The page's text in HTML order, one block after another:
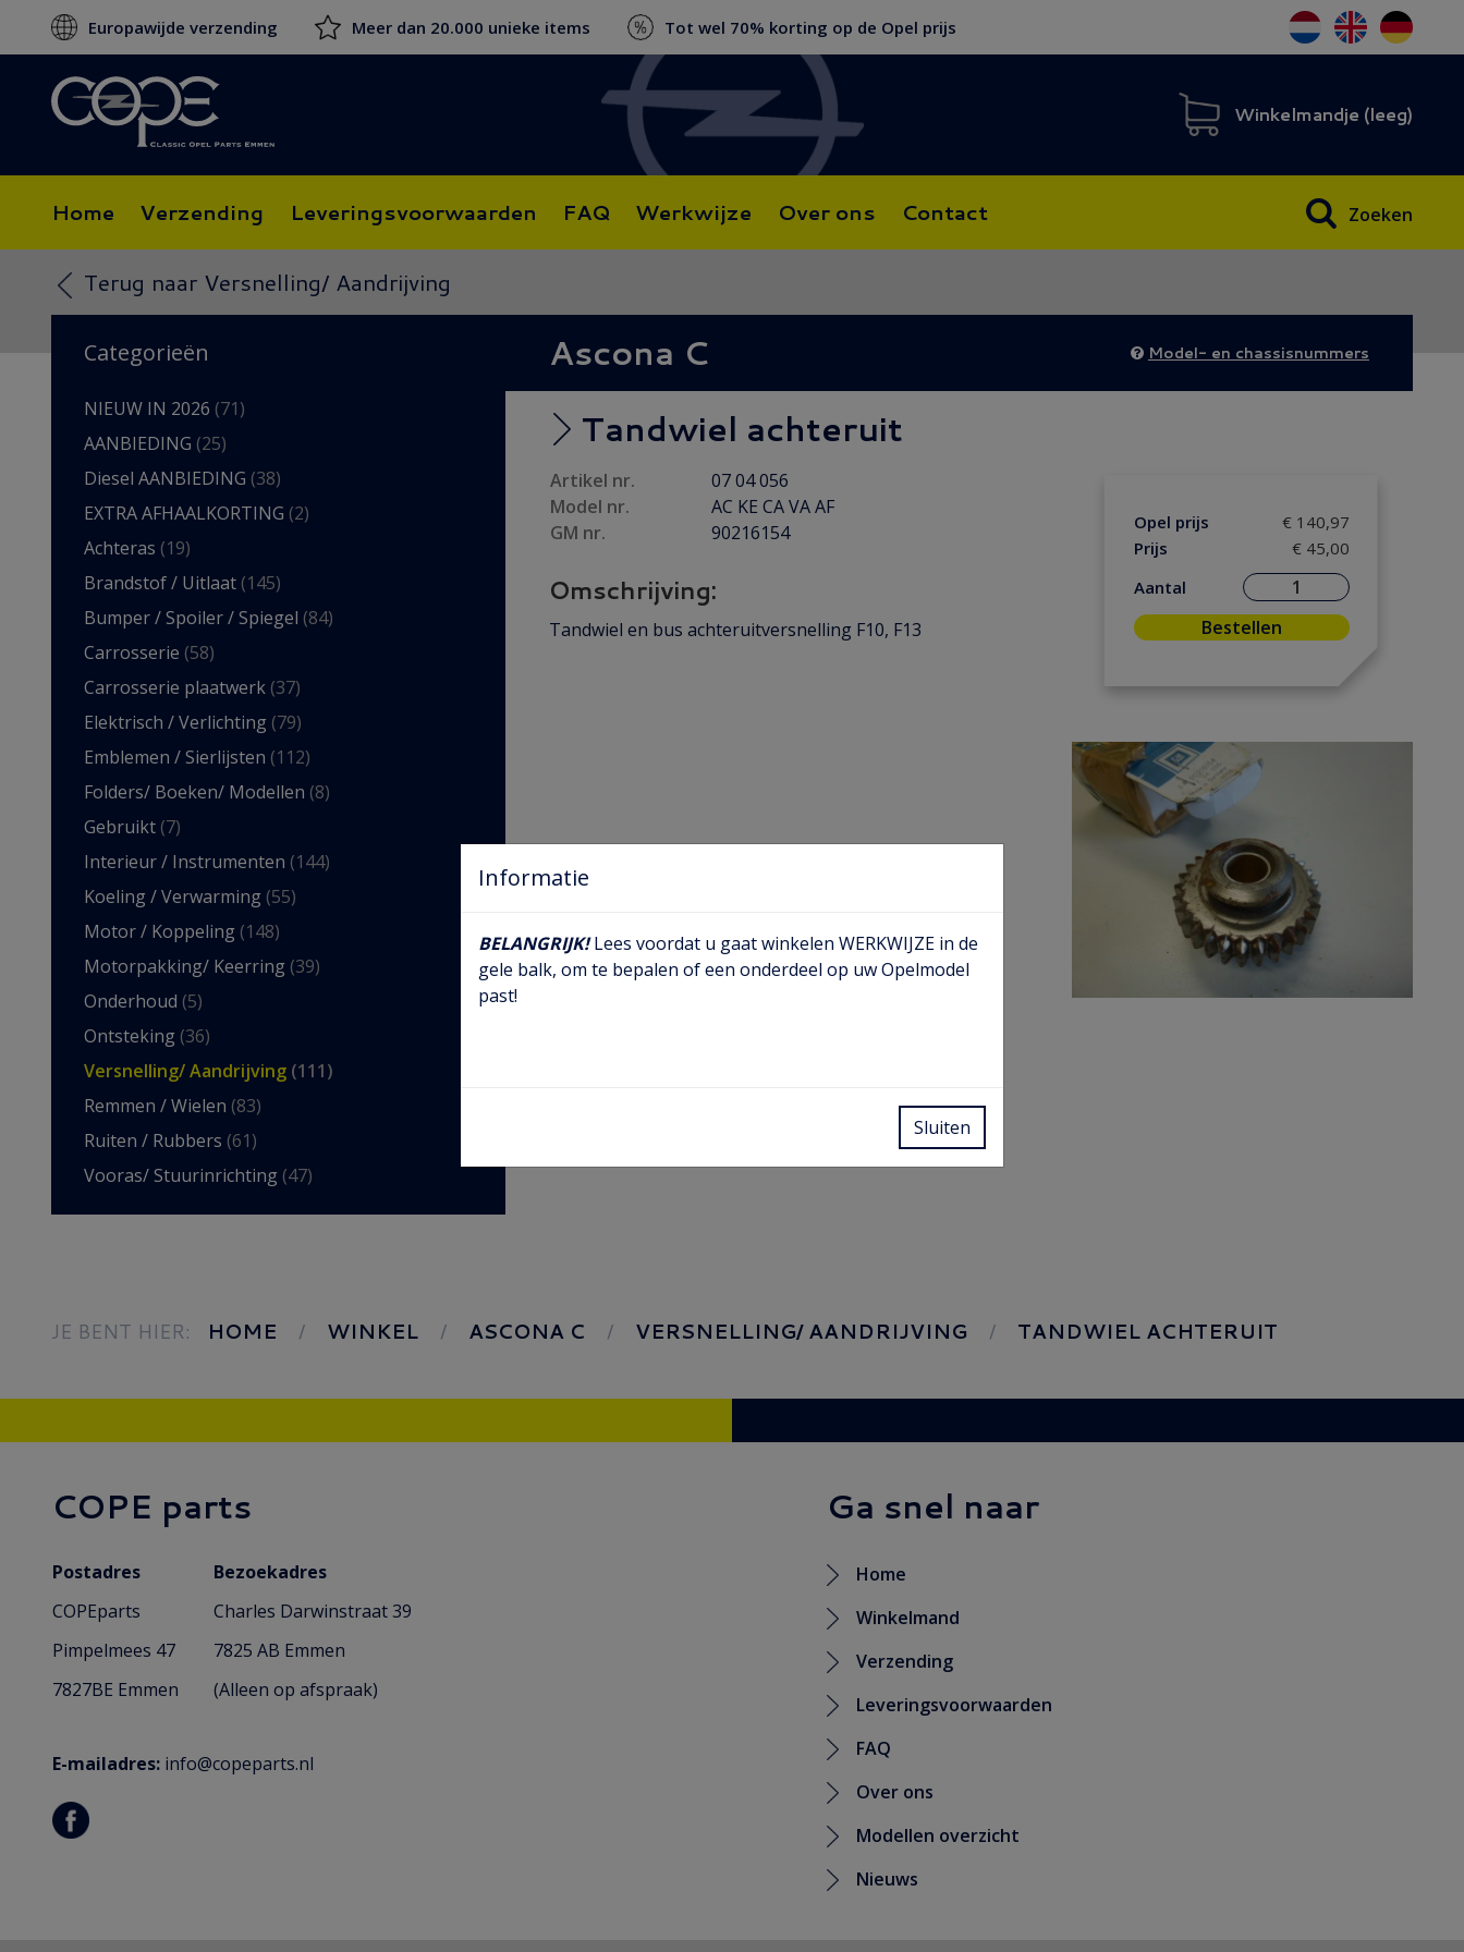
Europawijde verzending Meer dan 20.000 unieke items Tot wel 70% korting op de Opel prijs
Winkelmandje (leeg)
Home Verzending Leveringsvoorwaarden FAQ Werkwijze Over ons Contact Zoeken
Terug naar Versnelling/ Aandrijving
Categorieën
NIEUW IN 2026 (71)
AANBIEDING (25)
Diesel AANBIEDING (38)
EXTRA AFHAALKORTING (2)
Achteras (19)
Brandstof / Uitlaat (145)
Bumper / Spoiler / Spiegel (84)
Carrosserie (58)
Carrosserie plaatwerk (37)
Elektrisch / Verlichting (79)
Emblemen / Sierlijsten (112)
Folders/ Boeken/ Modellen (8)
Gebruikt (7)
Interieur / Instrumenten (144)
Koeling / Verwarming (55)
Motor / Koppeling (148)
Motorpakking/ Keerring (39)
Onderhoud (5)
Ontsteking (36)
Versnelling/ Aandrijving (111)
Remmen / Wielen (83)
Ruiten / Rubbers (61)
Vooras/ Stuurinrichting (47)
Ascona C Model- en chassisnummers
Tandwiel achteruit
Artikel nr.
07 04 056
Model nr.
AC KE CA VA AF
GM nr.
90216154
Omschrijving:
Tandwiel en bus achteruitversnelling F10, F13
Opel prijs
€ 140,97
Prijs
€ 45,00
Aantal
Bestellen
JE BENT HIER: HOME WINKEL ASCONA C VERSNELLING/ AANDRIJVING TANDWIEL ACHTERUIT
COPE parts
Postadres
Bezoekadres
COPEparts
Charles Darwinstraat 39
Pimpelmees 47
7825 AB Emmen
7827BE Emmen
(Alleen op afspraak)
E-mailadres: info@copeparts.nl
Ga snel naar
Home
Winkelmand
Verzending
Leveringsvoorwaarden
FAQ
Over ons
Modellen overzicht
Nieuws
Informatie
BELANGRIJK!Lees voordat u gaat winkelen WERKWIJZE in de
gele balk, om te bepalen of een onderdeel op uw Opelmodel
past!
Sluiten